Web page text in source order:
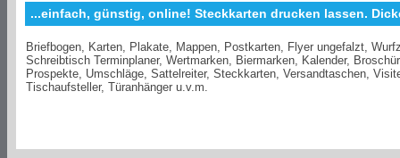
...einfach, günstig, online! Steckkarten drucken lassen.
Briefbogen, Karten, Plakate, Mappen, Postkarten, Flyer ungefalzt,
Schreibtisch Terminplaner, Wertmarken, Biermarken, Kalender,
Prospekte, Umschläge, Sattelreiter, Steckkarten, Versandtaschen,
Tischaufsteller, Türanhänger u.v.m.